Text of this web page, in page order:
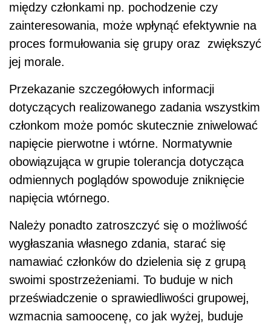
między członkami np. pochodzenie czy
zainteresowania, może wpłynąć efektywnie na
proces formułowania się grupy oraz zwiększyć
jej morale.
Przekazanie szczegółowych informacji
dotyczących realizowanego zadania wszystkim
członkom może pomóc skutecznie zniwelować
napięcie pierwotne i wtórne. Normatywnie
obowiązująca w grupie tolerancja dotycząca
odmiennych poglądów spowoduje zniknięcie
napięcia wtórnego.
Należy ponadto zatroszczyć się o możliwość
wygłaszania własnego zdania, starać się
namawiać członków do dzielenia się z grupą
swoimi spostrzeżeniami. To buduje w nich
przeświadczenie o sprawiedliwości grupowej,
wzmacnia samoocenę, co jak wyżej, buduje